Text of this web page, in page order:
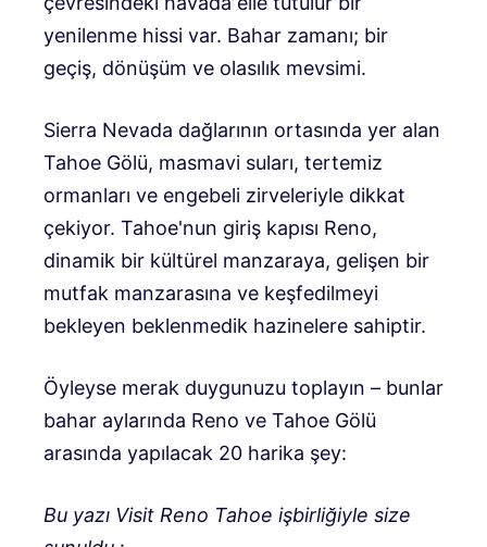
yenilenme hissi var. Bahar zamanı; bir
geçiş, dönüşüm ve olasılık mevsimi.
Sierra Nevada dağlarının ortasında yer alan
Tahoe Gölü, masmavi suları, tertemiz
ormanları ve engebeli zirveleriyle dikkat
çekiyor. Tahoe'nun giriş kapısı Reno,
dinamik bir kültürel manzaraya, gelişen bir
mutfak manzarasına ve keşfedilmeyi
bekleyen beklenmedik hazinelere sahiptir.
Öyleyse merak duygunuzu toplayın – bunlar
bahar aylarında Reno ve Tahoe Gölü
arasında yapılacak 20 harika şey:
Bu yazı Visit Reno Tahoe işbirliğiyle size